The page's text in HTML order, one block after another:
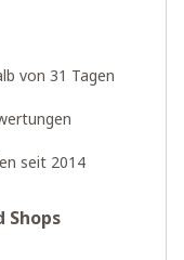
von 31 Tagen
seit 2014
Shops